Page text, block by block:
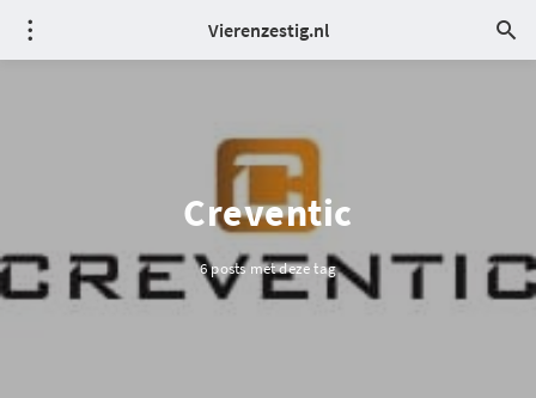
Vierenzestig.nl
Creventic
6 posts met deze tag